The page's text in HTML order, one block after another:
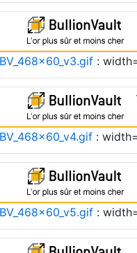
BV_468x60_v3.gif :
BV_468x60_v4.gif :
BV_468x60_v5.gif :